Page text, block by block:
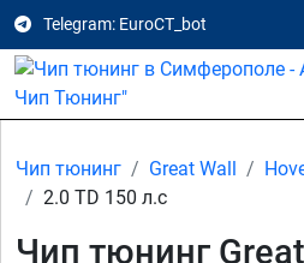
Telegram: EuroCT_bot
Чип тюнинг Great Wall
2.0 TD 150 л.с
Чип тюнинг